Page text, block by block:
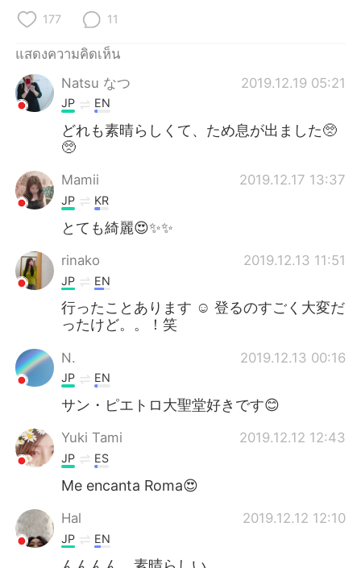
177 11
แสดงความคิดเห็น
Natsu なつ
2019.12.19 05:21
JP EN
どれも素晴らしくて、ため息が出ました🥺
🥺
Mamii 2019.12.17 13:37
JP KR
とても綺麗😍✨✨
rinako 2019.12.13 11:51
JP EN
行ったことあります ☺️ 登るのすごく大変だ
ったけど。。！笑
N. 2019.12.13 00:16
JP EN
サン・ピエトロ大聖堂好きです😊
Yuki Tami 2019.12.12 12:43
JP ES
Me encanta Roma😍
Hal 2019.12.12 12:10
JP EN